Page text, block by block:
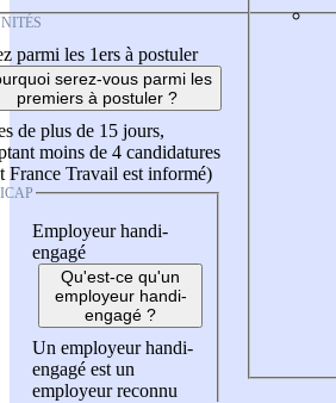
parmi les 1ers à postuler
serez-vous parmi les
premiers à postuler ?
de plus de 15 jours,
moins de 4 candidatures
France Travail est informé)
Employeur handi-
engagé
Qu'est-ce qu'un
employeur handi-
engagé ?
Un employeur handi-
engagé est un
employeur reconnu